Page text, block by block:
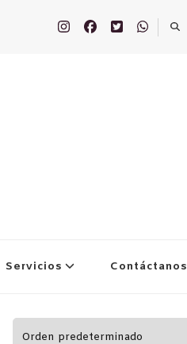
Servicios Contáctanos